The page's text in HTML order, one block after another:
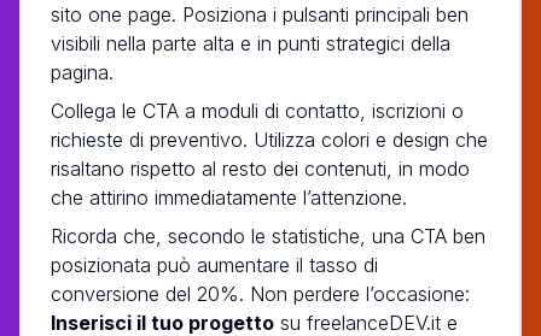
sito one page. Posiziona i pulsanti principali ben
visibili nella parte alta e in punti strategici della
pagina.
Collega le CTA a moduli di contatto, iscrizioni o
richieste di preventivo. Utilizza colori e design che
risaltano rispetto al resto dei contenuti, in modo
che attirino immediatamente l’attenzione.
Ricorda che, secondo le statistiche, una CTA ben
posizionata può aumentare il tasso di
conversione del 20%. Non perdere l’occasione:
Inserisci il tuo progetto su freelanceDEV.it e